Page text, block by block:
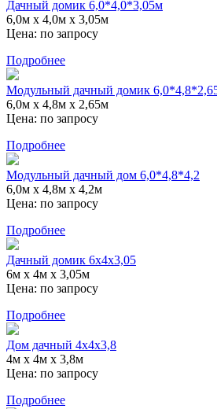
Дачный домик 6,0*4,0*3,05м
6,0м х 4,0м х 3,05м
Цена: по запросу
Подробнее
Модульный дачный домик
6,0м х 4,8м х 2,65м
Цена: по запросу
Подробнее
Модульный дачный дом 6,0*4,8*4,2
6,0м х 4,8м х 4,2м
Цена: по запросу
Подробнее
Дачный домик 6х4х3,05
6м х 4м х 3,05м
Цена: по запросу
Подробнее
Дом дачный 4х4х3,8
4м х 4м х 3,8м
Цена: по запросу
Подробнее